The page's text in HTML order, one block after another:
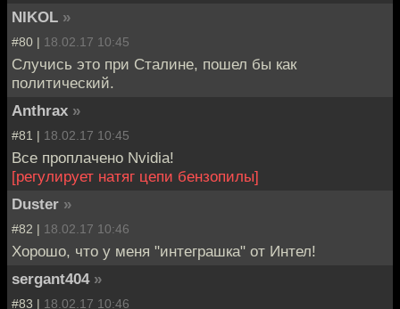
NIKOL »
#80 | 18.02.17 10:45
Случись это при Сталине, пошел бы как
политический.
Anthrax »
#81 | 18.02.17 10:45
Все проплачено Nvidia!
[регулирует натяг цепи бензопилы]
Duster »
#82 | 18.02.17 10:46
Хорошо, что у меня "интеграшка" от Интел!
sergant404 »
#83 | 18.02.17 10:46